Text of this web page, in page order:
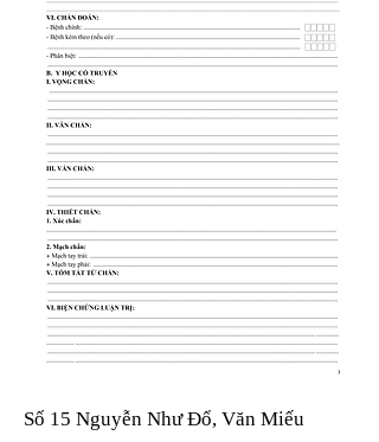
Số 15 Nguyễn Như Đổ, Văn Miếu​​​​